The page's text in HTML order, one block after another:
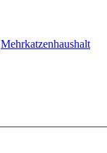
Mehrkatzenhaushalt